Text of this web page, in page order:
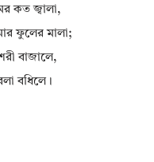
কত জ্বালা,
ফুলের মালা;
বাজালে,
বধিলে।